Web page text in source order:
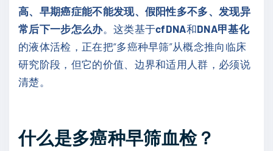
高、早期癌症能不能发现、假阳性多不多、发现异
常后下一步怎么办。这类基于cfDNA和DNA甲基化
的液体活检，正在把“多癌种早筛”从概念推向临床
研究阶段，但它的价值、边界和适用人群，必须说
清楚。
什么是多癌种早筛血检？